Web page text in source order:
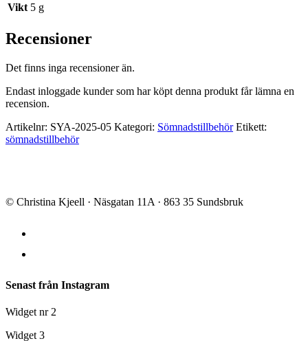
Vikt 5 g
Recensioner
Det finns inga recensioner än.
Endast inloggade kunder som har köpt denna produkt får lämna en
recension.
Artikelnr: SYA-2025-05 Kategori: Sömnadstillbehör Etikett:
sömnadstillbehör
© Christina Kjeell · Näsgatan 11A · 863 35 Sundsbruk
Senast från Instagram
Widget nr 2
Widget 3